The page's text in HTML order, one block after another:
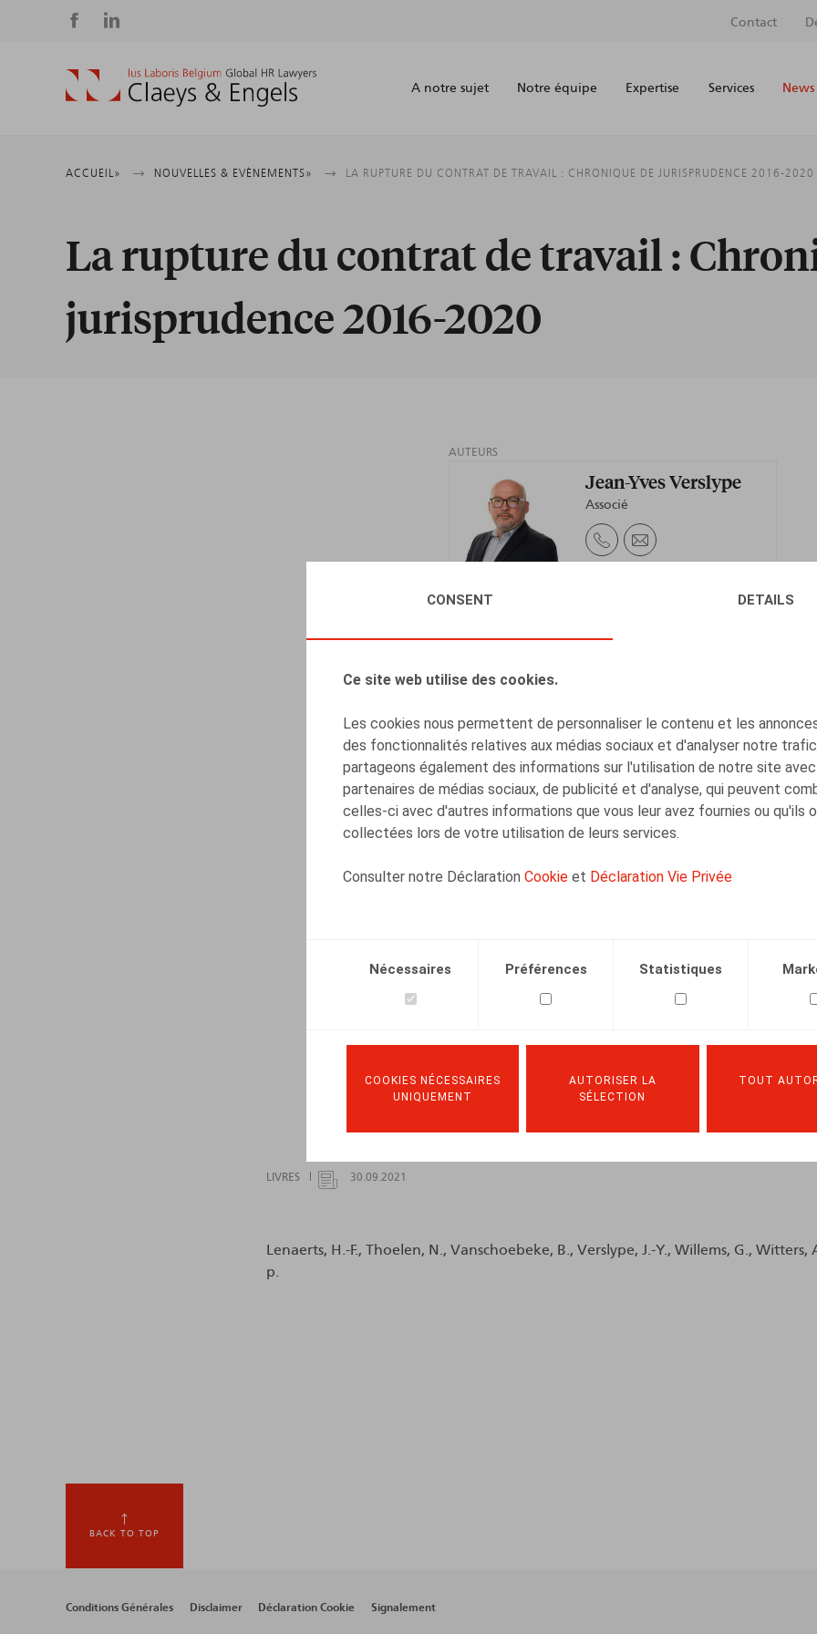
CONSENT DETAILS
Ce site web utilise des cookies.
Les cookies nous permettent de personnaliser le contenu et les
des fonctionnalités relatives aux médias sociaux et d'analyser notre
partageons également des informations sur l'utilisation de notre site
partenaires de médias sociaux, de publicité et d'analyse, qui peuvent
celles-ci avec d'autres informations que vous leur avez fournies ou qu'ils
collectées lors de votre utilisation de leurs services.
Consulter notre Déclaration Cookie et Déclaration Vie Privée
Nécessaires Préférences Statistiques
COOKIES NÉCESSAIRES
UNIQUEMENT
AUTORISER LA
SÉLECTION
TOUT
Social
media
Contact
A notre sujet Notre équipe Expertise Services
Fil
d'Ariane
ACCUEIL NOUVELLES & EVÈNEMENTS LA RUPTURE DU CONTRAT DE TRAVAIL : CHRONIQUE DE JURISPRUDENCE 2016-2020
La rupture du contrat de travail :
jurisprudence 2016-2020
LIVRES 30.09.2021
Lenaerts, H.-F., Thoelen, N., Vanschoebeke, B., Verslype, J.-Y., Willems, G., Witters,
p.
AUTEURS
Jean-Yves Verslype
Associé
Henri-François
Gaëlle Willems
Associé
BACK TO TOP
Footer
Conditions Générales Disclaimer Déclaration Cookie Signalement